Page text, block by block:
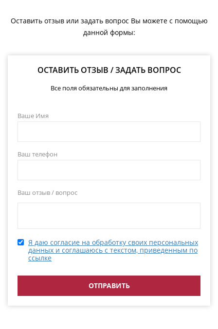
Оставить отзыв или задать вопрос Вы можете с помощью
данной формы:
ОСТАВИТЬ ОТЗЫВ / ЗАДАТЬ ВОПРОС
Все поля обязательны для заполнения
Ваше Имя
Ваш телефон
Ваш отзыв / вопрос
Я даю согласие на обработку своих персональных
данных и соглашаюсь с текстом, приведенным по
ссылке